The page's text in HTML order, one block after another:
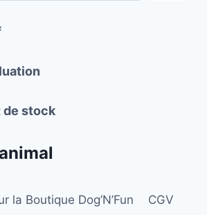
page
de stock
la Boutique Dog’N’Fun
CGV